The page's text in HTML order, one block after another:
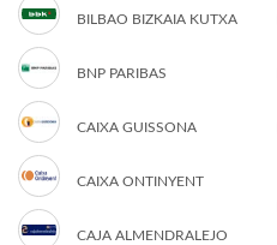
BILBAO BIZKAIA KUTXA
BNP PARIBAS
CAIXA GUISSONA
CAIXA ONTINYENT
CAJA ALMENDRALEJO